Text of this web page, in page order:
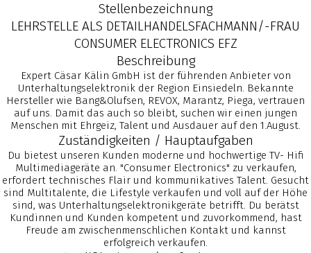
25
MÄRZ
2026
GNI UND
MMTS:
MILLENNIUM
–
TECHNISCHE
EINBLICKE
UND
FÜHRUNG
9
MÄRZ
2026
102.
GENERALVERSAMMLUNG
UND TISCHMESSE
18
FEBRUAR
2026
AV-
GRUNDKENNTNISSE
KURS
10
FEBRUAR
2026
23
JANUAR
2026
FORUM
13
JANUAR
2026
ERSTE
Stellenbezeichnung
LEHRSTELLE ALS DETAILHANDELSFACHMANN/-FRAU
CONSUMER ELECTRONICS EFZ
Beschreibung
Expert Cäsar Kälin GmbH ist der führenden Anbieter von
Unterhaltungselektronik der Region Einsiedeln. Bekannte
Hersteller wie Bang&Olufsen, REVOX, Marantz, Piega, vertrauen
auf uns. Damit das auch so bleibt, suchen wir einen jungen
Menschen mit Ehrgeiz, Talent und Ausdauer auf den 1.August.
Zuständigkeiten / Hauptaufgaben
Du bietest unseren Kunden moderne und hochwertige TV- Hifi
Multimediageräte an. "Consumer Electronics" zu verkaufen,
erfordert technisches Flair und kommunikatives Talent. Gesucht
sind Multitalente, die Lifestyle verkaufen und voll auf der Höhe
sind, was Unterhaltungselektronikgeräte betrifft. Du berätst
Kundinnen und Kunden kompetent und zuvorkommend, hast
Freude am zwischenmenschlichen Kontakt und kannst
erfolgreich verkaufen.